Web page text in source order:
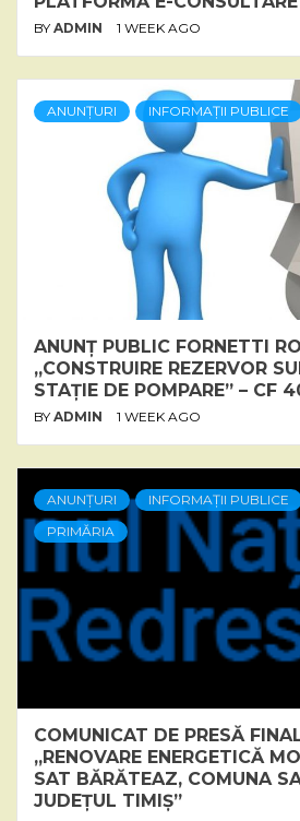
BY ADMIN 1 WEEK AGO
ANUNȚURI INFORMAȚII PUBLICE
ANUNȚ PUBLIC FORNETTI
„CONSTRUIRE REZERVOR
STAȚIE DE POMPARE” – CF
BY ADMIN 1 WEEK AGO
ANUNȚURI INFORMAȚII PUBLICE
PRIMĂRIA
COMUNICAT DE PRESĂ
„RENOVARE ENERGETICĂ
SAT BĂRĂTEAZ, COMUNA
JUDEȚUL TIMIȘ”